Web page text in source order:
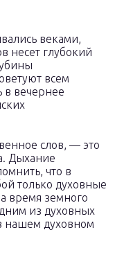
веками,
несет глубокий
всем
вечернее
слов, — это
Дыхание
что в
только духовные
время земного
из духовных
нашем духовном